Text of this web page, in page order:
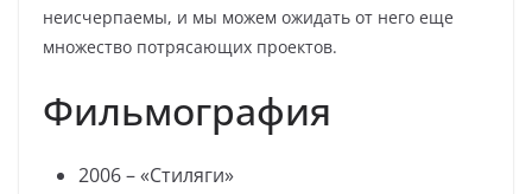
неисчерпаемы, и мы можем ожидать от него еще
множество потрясающих проектов.
Фильмография
2006 – «Стиляги»